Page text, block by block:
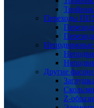
Переходы
Другие
Z-